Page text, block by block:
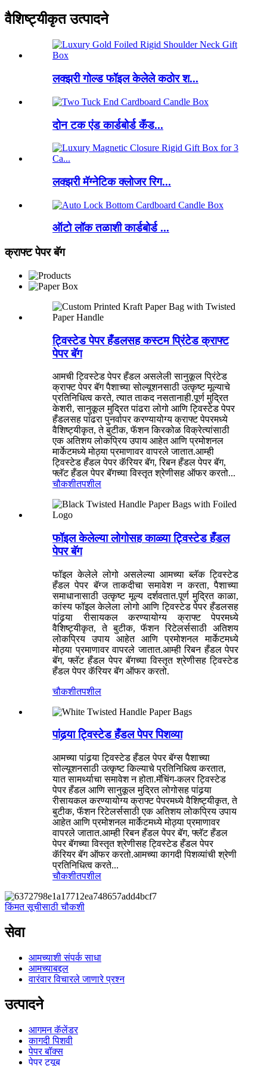
वैशिष्ट्यीकृत उत्पादने
लक्झरी गोल्ड फॉइल केलेले कठोर श...
दोन टक एंड कार्डबोर्ड कॅंड...
लक्झरी मॅग्नेटिक क्लोजर रिग...
ऑटो लॉक तळाशी कार्डबोर्ड ...
क्राफ्ट पेपर बॅग
ट्विस्टेड पेपर हँडलसह कस्टम प्रिंटेड क्राफ्ट
पेपर बॅग
आमची ट्विस्टेड पेपर हँडल असलेली सानुकूल प्रिंटेड
क्राफ्ट पेपर बॅग पैशाच्या सोल्यूशनसाठी उत्कृष्ट मूल्याचे
प्रतिनिधित्व करते, त्यात ताकद नसतानाही.पूर्ण मुद्रित
केशरी, सानुकूल मुद्रित पांढरा लोगो आणि ट्विस्टेड पेपर
हँडलसह पांढरा पुनर्वापर करण्यायोग्य क्राफ्ट पेपरमध्ये
वैशिष्ट्यीकृत, ते बुटीक, फॅशन किरकोळ विक्रेत्यांसाठी
एक अतिशय लोकप्रिय उपाय आहेत आणि प्रमोशनल
मार्केटमध्ये मोठ्या प्रमाणावर वापरले जातात.आम्ही
ट्विस्टेड हँडल पेपर कॅरियर बॅग, रिबन हँडल पेपर बॅग,
फ्लॅट हँडल पेपर बॅगच्या विस्तृत श्रेणीसह ऑफर करतो...
चौकशीतपशील
फॉइल केलेल्या लोगोसह काळ्या ट्विस्टेड हँडल
पेपर बॅग
फॉइल केलेले लोगो असलेल्या आमच्या ब्लॅक ट्विस्टेड
हँडल पेपर बॅग्ज ताकदीचा समावेश न करता, पैशाच्या
समाधानासाठी उत्कृष्ट मूल्य दर्शवतात.पूर्ण मुद्रित काळा,
कांस्य फॉइल केलेला लोगो आणि ट्विस्टेड पेपर हँडलसह
पांढर्‍या रीसायकल करण्यायोग्य क्राफ्ट पेपरमध्ये
वैशिष्ट्यीकृत, ते बुटीक, फॅशन रिटेलर्ससाठी अतिशय
लोकप्रिय उपाय आहेत आणि प्रमोशनल मार्केटमध्ये
मोठ्या प्रमाणावर वापरले जातात.आम्ही रिबन हँडल पेपर
बॅग, फ्लॅट हँडल पेपर बॅगच्या विस्तृत श्रेणीसह ट्विस्टेड
हँडल पेपर कॅरियर बॅग ऑफर करतो.
चौकशीतपशील
पांढर्‍या ट्विस्टेड हँडल पेपर पिशव्या
आमच्‍या पांढर्‍या ट्विस्‍टेड हँडल पेपर बॅग्‍स पैशाच्‍या
सोल्यूशनसाठी उत्‍कृष्‍ट किल्‍याचे प्रतिनिधित्व करतात,
यात सामर्थ्याचा समावेश न होता.मॅचिंग-कलर ट्विस्टेड
पेपर हँडल आणि सानुकूल मुद्रित लोगोसह पांढर्‍या
रीसायकल करण्यायोग्य क्राफ्ट पेपरमध्ये वैशिष्ट्यीकृत, ते
बुटीक, फॅशन रिटेलर्ससाठी एक अतिशय लोकप्रिय उपाय
आहेत आणि प्रमोशनल मार्केटमध्ये मोठ्या प्रमाणावर
वापरले जातात.आम्ही रिबन हँडल पेपर बॅग, फ्लॅट हँडल
पेपर बॅगच्या विस्तृत श्रेणीसह ट्विस्टेड हँडल पेपर
कॅरियर बॅग ऑफर करतो.आमच्या कागदी पिशव्यांची श्रेणी
प्रतिनिधित्व करते...
चौकशीतपशील
किंमत सूचीसाठी चौकशी
सेवा
आमच्याशी संपर्क साधा
आमच्याबद्दल
वारंवार विचारले जाणारे प्रश्न
उत्पादने
आगमन कॅलेंडर
कागदी पिशवी
पेपर बॉक्स
पेपर ट्यूब